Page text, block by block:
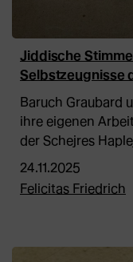
Jiddische
Selbstzeugnisse
Baruch Graubard
ihre eigenen
der Schejres
24.11.2025
Felicitas Friedrich